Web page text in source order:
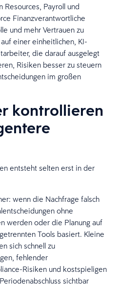
Resources, Payroll und
Finanzverantwortliche
und mehr Vertrauen zu
einer einheitlichen, KI-
die darauf ausgelegt
Risiken besser zu steuern
im großen
kontrollieren
entsteht selten erst in der
wenn die Nachfrage falsch
ohne
werden oder die Planung auf
Tools basiert. Kleine
sich schnell zu
fehlender
Risiken und kostspieligen
sichtbar